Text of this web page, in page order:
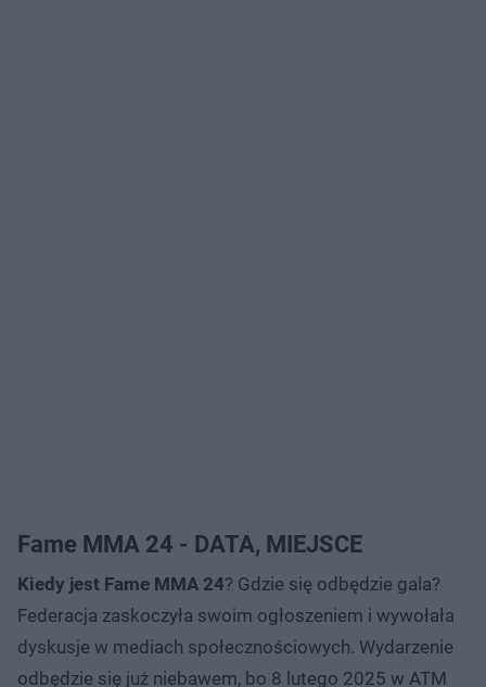
Fame MMA 24 - DATA, MIEJSCE
Kiedy jest Fame MMA 24? Gdzie się odbędzie gala?
Federacja zaskoczyła swoim ogłoszeniem i wywołała
dyskusje w mediach społecznościowych. Wydarzenie
odbędzie się już niebawem, bo 8 lutego 2025 w ATM